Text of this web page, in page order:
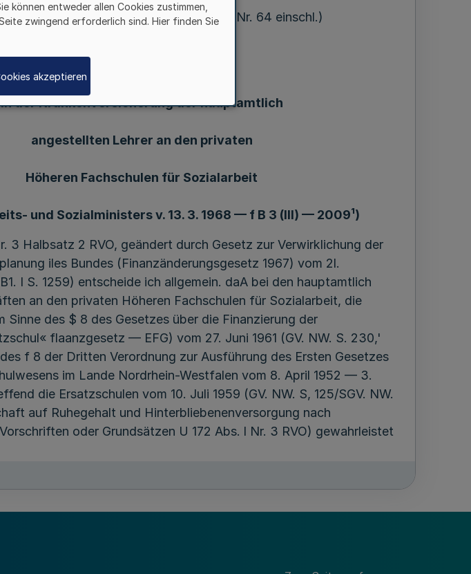
NW. - (Stand 14.10.1992 = MB1. NW. Nr. 64 einschl.)
in der Krankenversicherung der hauptamtlich
angestellten Lehrer an den privaten
Höheren Fachschulen für Sozialarbeit
und Sozialministers v. 13. 3. 1968 — f B 3 (III) — 2009¹)
3 Halbsatz 2 RVO, geändert durch Gesetz zur Verwirklichung der
iles Bundes (Finanzänderungsgesetz 1967) vom 2l.
I S. 1259) entscheide ich allgemein. daA bei den hauptamtlich
an den privaten Höheren Fachschulen für Sozialarbeit, die
Sinne des $ 8 des Gesetzes über die Finanzierung der
flaanzgesetz — EFG) vom 27. Juni 1961 (GV. NW. S. 230,'
f 8 der Dritten Verordnung zur Ausführung des Ersten Gesetzes
im Lande Nordrhein-Westfalen vom 8. April 1952 — 3.
die Ersatzschulen vom 10. Juli 1959 (GV. NW. S, 125/SGV. NW.
auf Ruhegehalt und Hinterbliebenenversorgung nach
oder Grundsätzen U 172 Abs. l Nr. 3 RVO) gewahrleistet
können entweder allen Cookies zustimmen,
zwingend erforderlich sind. Hier finden Sie
akzeptieren